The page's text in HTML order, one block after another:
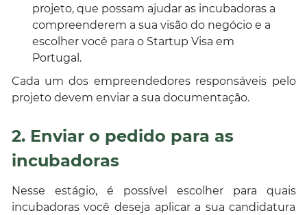
projeto, que possam ajudar as incubadoras a
compreenderem a sua visão do negócio e a
escolher você para o Startup Visa em
Portugal.
Cada um dos empreendedores responsáveis pelo
projeto devem enviar a sua documentação.
2. Enviar o pedido para as
incubadoras
Nesse estágio, é possível escolher para quais
incubadoras você deseja aplicar a sua candidatura